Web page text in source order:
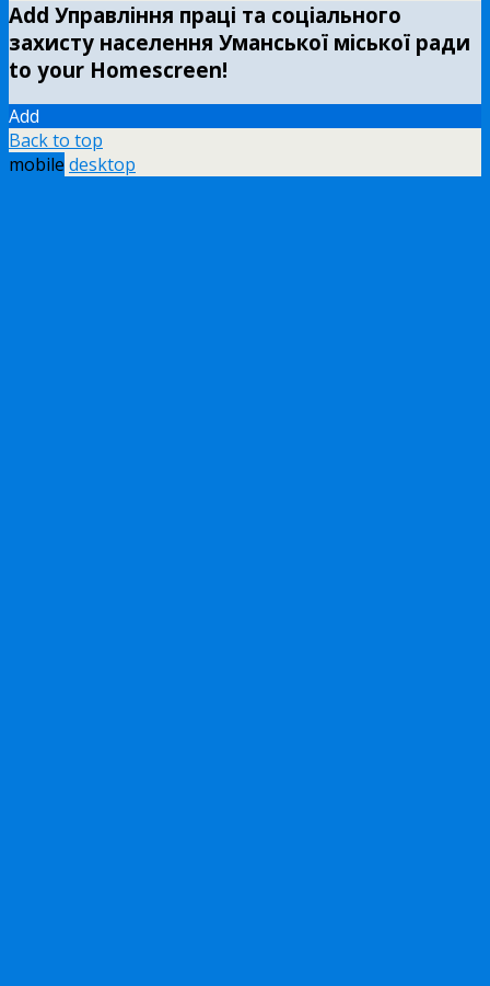
Add Управління праці та соціального
захисту населення Уманської міської ради
to your Homescreen!
Add
Back to top
mobile desktop